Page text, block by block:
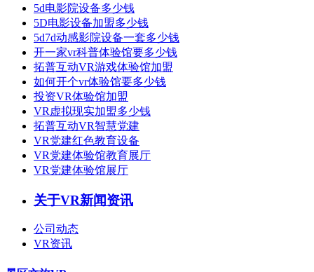
5d电影院设备多少钱
5D电影设备加盟多少钱
5d7d动感影院设备一套多少钱
开一家vr科普体验馆要多少钱
拓普互动VR游戏体验馆加盟
如何开个vr体验馆要多少钱
投资VR体验馆加盟
VR虚拟现实加盟多少钱
拓普互动VR智慧党建
VR党建红色教育设备
VR党建体验馆教育展厅
VR党建体验馆展厅
关于VR新闻资讯
公司动态
VR资讯